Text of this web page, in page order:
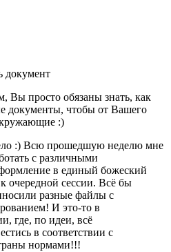
Вы просто обязаны знать, как
документы, чтобы от Вашего
:)
:) Всю прошедшую неделю мне
с различными
в единый божеский
к очередной сессии. Всё бы
разные файлы с
И это-то в
где, по идеи, всё
в соответствии с
нормами!!!